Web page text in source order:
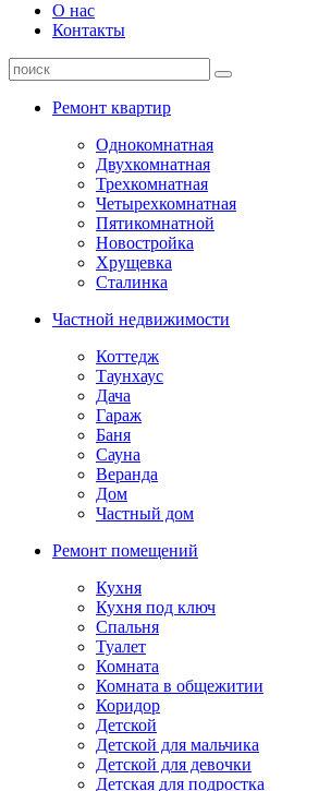
О нас
Контакты
Ремонт квартир
Однокомнатная
Двухкомнатная
Трехкомнатная
Четырехкомнатная
Пятикомнатной
Новостройка
Хрущевка
Сталинка
Частной недвижимости
Коттедж
Таунхаус
Дача
Гараж
Баня
Сауна
Веранда
Дом
Частный дом
Ремонт помещений
Кухня
Кухня под ключ
Спальня
Туалет
Комната
Комната в общежитии
Коридор
Детской
Детской для мальчика
Детской для девочки
Детская для подростка